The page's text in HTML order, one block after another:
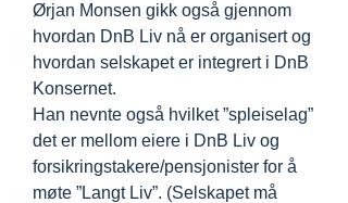
Ørjan Monsen gikk også gjennom
hvordan DnB Liv nå er organisert og
hvordan selskapet er integrert i DnB
Konsernet.
Han nevnte også hvilket ”spleiselag”
det er mellom eiere i DnB Liv og
forsikringstakere/pensjonister for å
møte ”Langt Liv”. (Selskapet må